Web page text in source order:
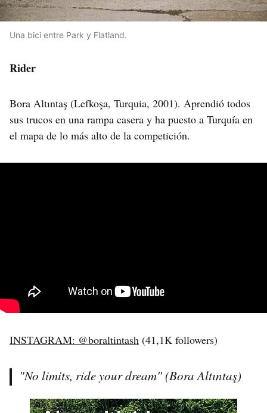
Una bici entre Park y Flatland.
Rider
Bora Altıntaş (Lefkoşa, Turquia, 2001). Aprendió todos
sus trucos en una rampa casera y ha puesto a Turquía en
el mapa de lo más alto de la competición.
INSTAGRAM: @boraltintash (41,1K followers)
"No limits, ride your dream" (Bora Altıntaş)